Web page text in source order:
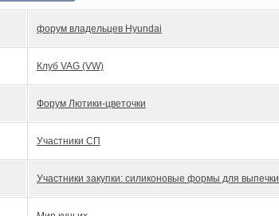
форум владельцев Hyundai
Клуб VAG (VW)
Форум Лютики-цветочки
Участники СП
Участники закупки: силиконовые формы для выпечки